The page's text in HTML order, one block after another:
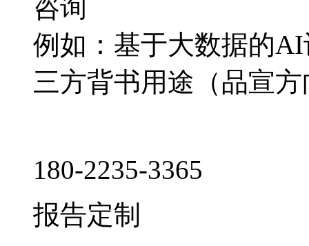
咨询
例如：基于大数据的
三方背书用途（品宣
180-2235-3365
报告定制